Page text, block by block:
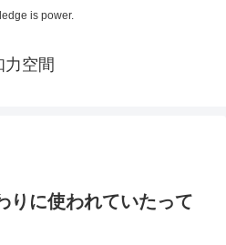
is power.
力空間
りに使われていたって